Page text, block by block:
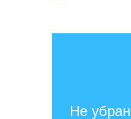
Не